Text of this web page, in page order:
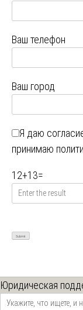
Ваш телефон
Ваш город
Я даю
принимаю
12+13=
Юридическая